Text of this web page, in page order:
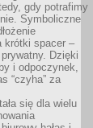
gdy potrafimy
Symboliczne
krótki spacer –
Dzięki
i odpoczynek,
“czyha” za
się dla wielu